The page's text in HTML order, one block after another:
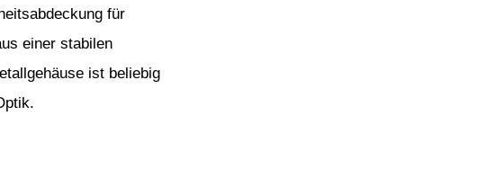
für
einer stabilen
ist beliebig